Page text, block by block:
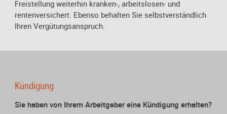
Freistellung weiterhin kranken-, arbeitslosen- und
rentenversichert. Ebenso behalten Sie selbstverständlich
Ihren Vergütungsanspruch.
Kündigung
Sie haben von Ihrem Arbeitgeber eine Kündigung erhalten?